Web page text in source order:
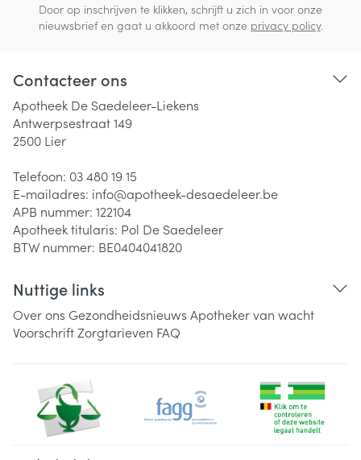
Door op inschrijven te klikken, schrijft u zich in voor onze
nieuwsbrief en gaat u akkoord met onze privacy policy.
Contacteer ons
Apotheek De Saedeleer-Liekens
Antwerpsestraat 149
2500 Lier
Telefoon: 03 480 19 15
E-mailadres: info@apotheek-desaedeleer.be
APB nummer: 122104
Apotheek titularis: Pol De Saedeleer
BTW nummer: BE0404041820
Nuttige links
Over ons Gezondheidsnieuws Apotheker van wacht
VoorschriftZorgtarieven FAQ